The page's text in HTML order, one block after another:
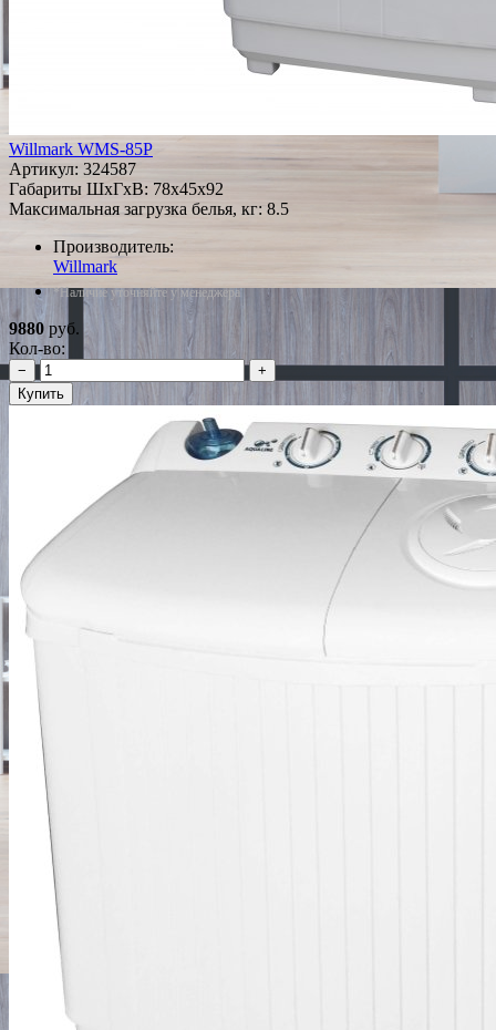
Willmark WMS-85P
Артикул: 324587
Габариты ШxГxВ: 78x45x92
Максимальная загрузка белья, кг: 8.5
Производитель:
Willmark
*Наличие уточняйте у менеджера
9880 руб.
Кол-во:
−
+
Купить